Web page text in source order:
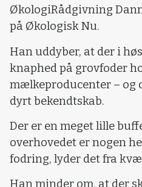
ØkologiRådgivning
på Økologisk Nu.
Han uddyber, at der i
knaphed på grovfoder
mælkeproducenter – og
dyrt bekendtskab.
Der er en meget lille
overhovedet er nogen
fodring, lyder det fra
Han minder om, at der